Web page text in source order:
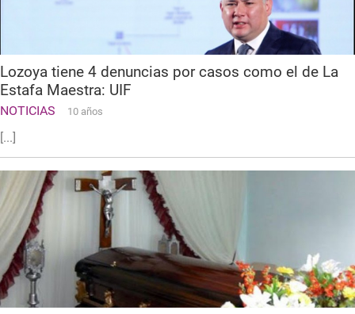
Lozoya tiene 4 denuncias por casos como el de La
Estafa Maestra: UIF
NOTICIAS 10 años
[...]